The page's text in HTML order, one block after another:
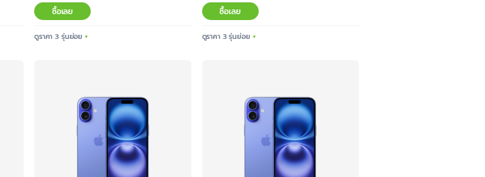
ซื้อเลย
ดูราคา 3 รุ่นย่อย
ซื้อเลย
ดูราคา 3 รุ่นย่อย